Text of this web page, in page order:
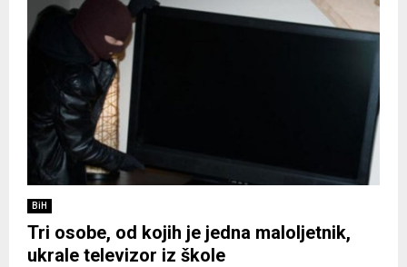
BiH
Tri osobe, od kojih je jedna maloljetnik,
ukrale televizor iz škole